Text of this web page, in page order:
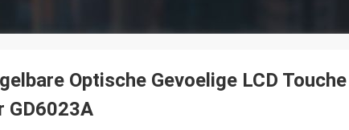
Optische Gevoelige LCD
GD6023A